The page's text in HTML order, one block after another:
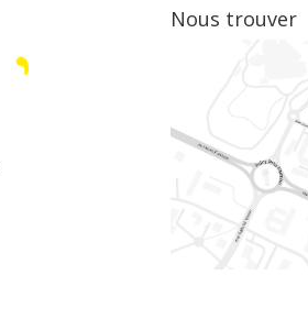
Nous trouver